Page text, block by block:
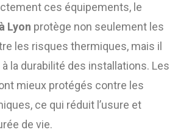
ces équipements, le
Lyon protège non seulement les
les risques thermiques, mais il
la durabilité des installations. Les
mieux protégés contre les
ce qui réduit l’usure et
de vie.